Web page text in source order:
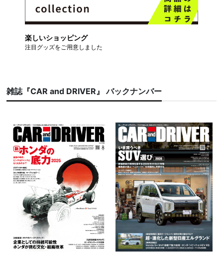
楽しいショッピング
注目グッズをご用意しました
雑誌『CAR and DRIVER』 バックナンバー